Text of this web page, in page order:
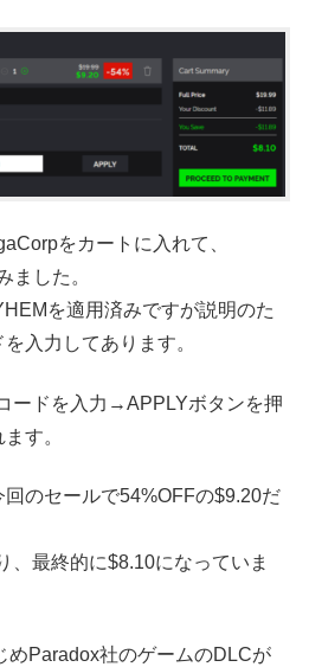
をカートに入れて、
ました。
を適用済みですが説明のた
入力してあります。
ードを入力→APPLYボタンを押
す。
のセールで54%OFFの$9.20だ
、最終的に$8.10になっていま
めParadox社のゲームのDLCが